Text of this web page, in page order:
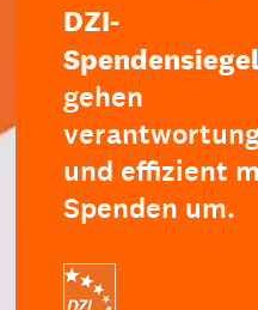
DZI-
gehen
und effizient
Spenden um.